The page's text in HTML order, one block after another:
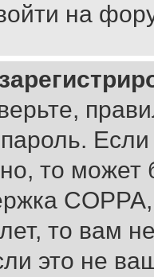
на
то может
то вам
это не